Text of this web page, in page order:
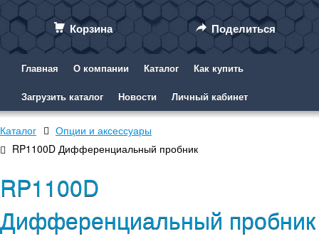
Корзина Поделиться
Главная О компании Каталог Как купить
Загрузить каталог Новости Личный кабинет
Каталог
Опции и аксессуары
RP1100D Дифференциальный пробник
RP1100D
Дифференциальный пробник